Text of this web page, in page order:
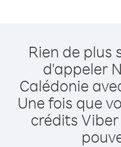
Rien de plus
d'appeler
Calédonie
Une fois que
crédits